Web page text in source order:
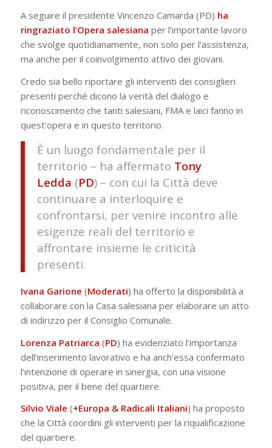
A seguire il presidente Vincenzo Camarda (PD) ha
ringraziato l’Opera salesiana per l’importante lavoro
che svolge quotidianamente, non solo per l’assistenza,
ma anche per il coinvolgimento attivo dei giovani.
Credo sia bello riportare gli interventi dei consiglieri
presenti perché dicono la verità del dialogo e
riconoscimento che tanti salesiani, FMA e laici fanno in
quest’opera e in questo territorio.
È un luogo fondamentale per il
territorio – ha affermato Tony
Ledda (PD) – con cui la Città deve
continuare a interloquire e
confrontarsi, per venire incontro alle
esigenze reali del territorio e
affrontare insieme le criticità
presenti.
Ivana Garione (Moderati) ha offerto la disponibilità a
collaborare con la Casa salesiana per elaborare un atto
di indirizzo per il Consiglio Comunale.
Lorenza Patriarca (PD) ha evidenziato l’importanza
dell’inserimento lavorativo e ha anch’essa confermato
l’intenzione di operare in sinergia, con una visione
positiva, per il bene del quartiere.
Silvio Viale (+Europa & Radicali Italiani) ha proposto
che la Città coordini gli interventi per la riqualificazione
del quartiere.